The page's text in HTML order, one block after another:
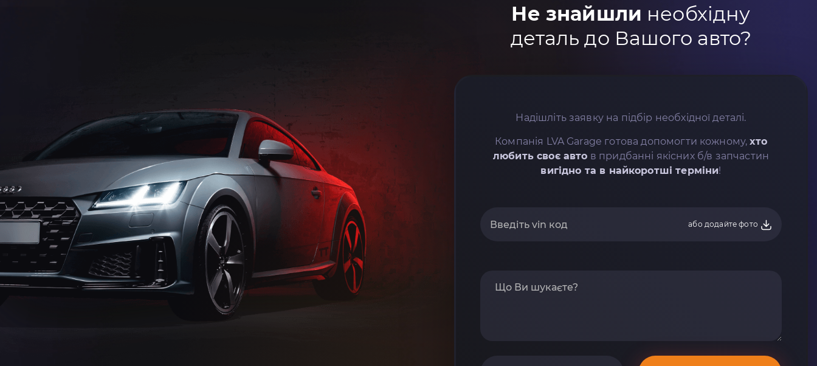
Не знайшли необхідну
деталь до Вашого авто?
Надішліть заявку на підбір необхідної деталі.
Компанія LVA Garage готова допомогти кожному,хто
любить своє авто в придбанні якісних б/в запчастин
вигідно та в найкоротші терміни!
або додайте фото